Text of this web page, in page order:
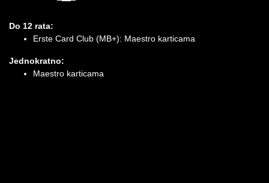
Do 12 rata:
Erste Card Club (MB+): Maestro karticama
Jednokratno:
Maestro karticama